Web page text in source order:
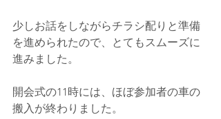
少しお話をしながらチラシ配りと準備
を進められたので、とてもスムーズに
進みました。
開会式の11時には、ほぼ参加者の車の
搬入が終わりました。